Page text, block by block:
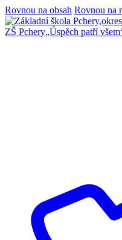
Rovnou na obsah Rovnou na
ZŠ Pchery„Úspěch patří